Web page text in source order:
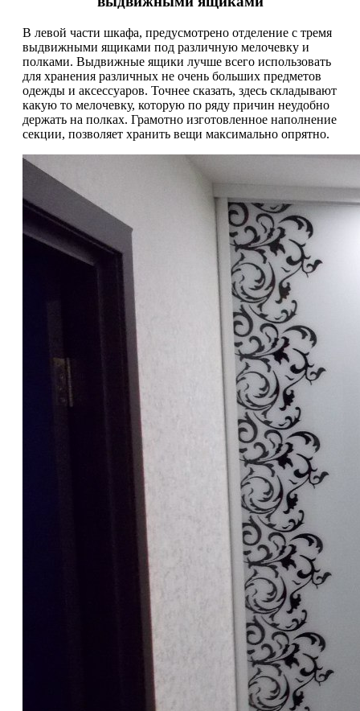
В левой части шкафа, предусмотрено отделение с тремя
выдвижными ящиками под различную мелочевку и
полками. Выдвижные ящики лучше всего использовать
для хранения различных не очень больших предметов
одежды и аксессуаров. Точнее сказать, здесь складывают
какую то мелочевку, которую по ряду причин неудобно
держать на полках. Грамотно изготовленное наполнение
секции, позволяет хранить вещи максимально опрятно.